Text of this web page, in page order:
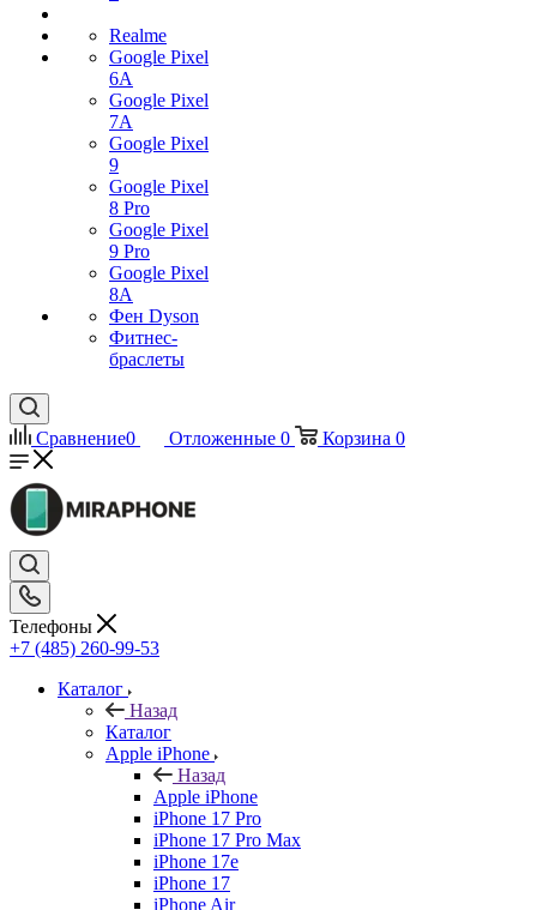
Realme
Google Pixel
6A
Google Pixel
7А
Google Pixel
9
Google Pixel
8 Pro
Google Pixel
9 Pro
Google Pixel
8A
Фен Dyson
Фитнес-
браслеты
Сравнение0 Отложенные 0 Корзина 0
Телефоны
+7 (485) 260-99-53
Каталог
Назад
Каталог
Apple iPhone
Назад
Apple iPhone
iPhone 17 Pro
iPhone 17 Pro Max
iPhone 17e
iPhone 17
iPhone Air